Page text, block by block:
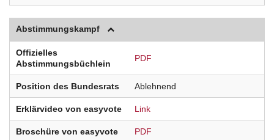
Abstimmungskampf
Offizielles
Abstimmungsbüchlein
PDF
Position des Bundesrats Ablehnend
Erklärvideo von easyvote Link
Broschüre von easyvote PDF